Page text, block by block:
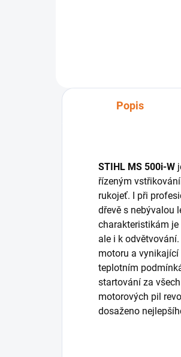
Popis
STIHL MS 500i-W
řízeným
rukojeť. I při
dřevě s nebývalou
charakteristikám je
ale i k
motoru a vynikající
teplotním
startování za
motorových pil
dosaženo